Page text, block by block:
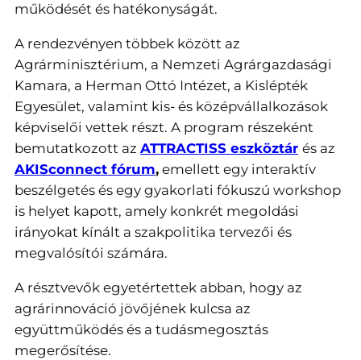
működését és hatékonyságát.
A rendezvényen többek között az
Agrárminisztérium, a Nemzeti Agrárgazdasági
Kamara, a Herman Ottó Intézet, a Kislépték
Egyesület, valamint kis- és középvállalkozások
képviselői vettek részt. A program részeként
bemutatkozott az ATTRACTISS eszköztár és az
AKISconnect fórum, emellett egy interaktív
beszélgetés és egy gyakorlati fókuszú workshop
is helyet kapott, amely konkrét megoldási
irányokat kínált a szakpolitika tervezői és
megvalósítói számára.
A résztvevők egyetértettek abban, hogy az
agrárinnováció jövőjének kulcsa az
együttműködés és a tudásmegosztás
megerősítése.